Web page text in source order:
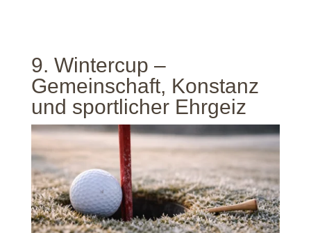
9. Wintercup –
Gemeinschaft, Konstanz
und sportlicher Ehrgeiz